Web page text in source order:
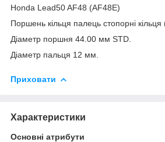
Honda Lead50 AF48 (AF48E)
Поршень кільця палець стопорні
Діаметр поршня 44.00 мм STD.
Діаметр пальця 12 мм.
Приховати
Характеристики
Основні атрибути